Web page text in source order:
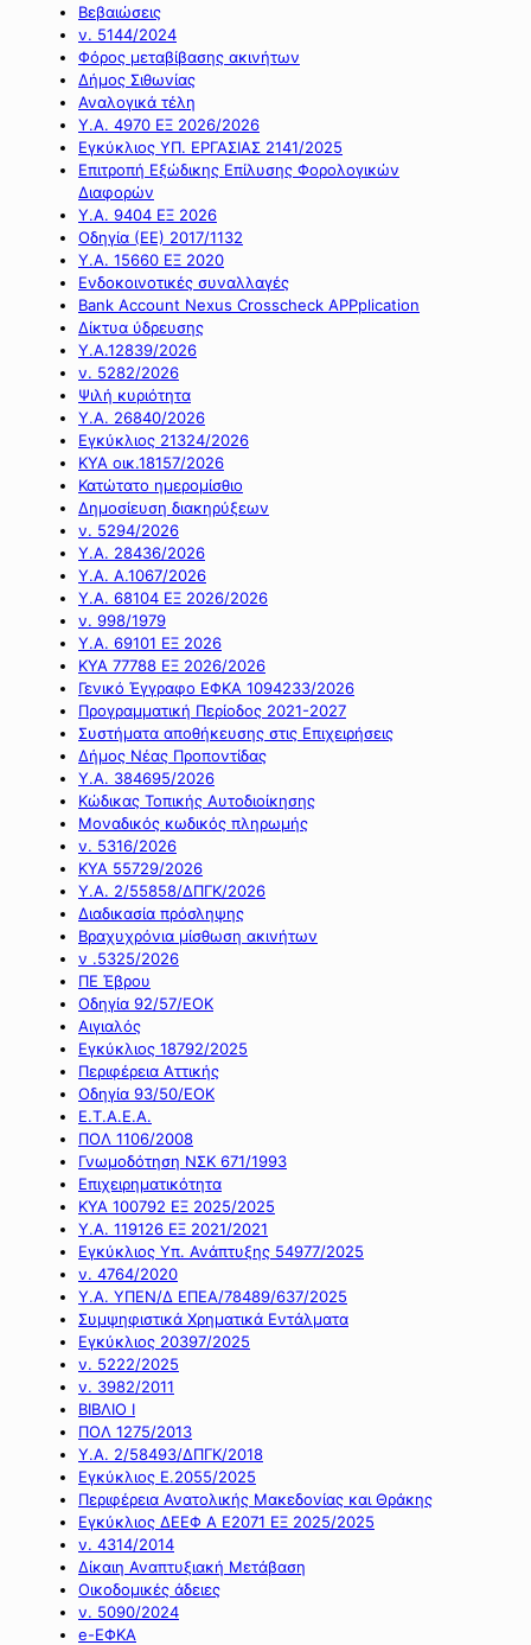
Βεβαιώσεις
ν. 5144/2024
Φόρος μεταβίβασης ακινήτων
Δήμος Σιθωνίας
Αναλογικά τέλη
Υ.Α. 4970 ΕΞ 2026/2026
Εγκύκλιος ΥΠ. ΕΡΓΑΣΙΑΣ 2141/2025
Επιτροπή Εξώδικης Επίλυσης Φορολογικών
Διαφορών
Υ.Α. 9404 ΕΞ 2026
Οδηγία (ΕΕ) 2017/1132
Υ.Α. 15660 ΕΞ 2020
Ενδοκοινοτικές συναλλαγές
Bank Account Nexus Crosscheck APPplication
Δίκτυα ύδρευσης
Υ.Α.12839/2026
ν. 5282/2026
Ψιλή κυριότητα
Υ.Α. 26840/2026
Εγκύκλιος 21324/2026
ΚΥΑ οικ.18157/2026
Κατώτατο ημερομίσθιο
Δημοσίευση διακηρύξεων
ν. 5294/2026
Υ.Α. 28436/2026
Υ.Α. Α.1067/2026
Υ.Α. 68104 ΕΞ 2026/2026
ν. 998/1979
Υ.Α. 69101 ΕΞ 2026
ΚΥΑ 77788 ΕΞ 2026/2026
Γενικό Έγγραφο ΕΦΚΑ 1094233/2026
Προγραμματική Περίοδος 2021-2027
Συστήματα αποθήκευσης στις Επιχειρήσεις
Δήμος Νέας Προποντίδας
Υ.Α. 384695/2026
Κώδικας Τοπικής Αυτοδιοίκησης
Μοναδικός κωδικός πληρωμής
ν. 5316/2026
ΚΥΑ 55729/2026
Υ.Α. 2/55858/ΔΠΓΚ/2026
Διαδικασία πρόσληψης
Βραχυχρόνια μίσθωση ακινήτων
ν .5325/2026
ΠΕ Έβρου
Οδηγία 92/57/ΕΟΚ
Αιγιαλός
Εγκύκλιος 18792/2025
Περιφέρεια Αττικής
Οδηγία 93/50/ΕΟΚ
Ε.Τ.Α.Ε.Α.
ΠΟΛ 1106/2008
Γνωμοδότηση ΝΣΚ 671/1993
Επιχειρηματικότητα
ΚΥΑ 100792 ΕΞ 2025/2025
Υ.Α. 119126 ΕΞ 2021/2021
Εγκύκλιος Υπ. Ανάπτυξης 54977/2025
ν. 4764/2020
Υ.Α. ΥΠΕΝ/Δ ΕΠΕΑ/78489/637/2025
Συμψηφιστικά Χρηματικά Εντάλματα
Εγκύκλιος 20397/2025
ν. 5222/2025
ν. 3982/2011
ΒΙΒΛΙΟ Ι
ΠΟΛ 1275/2013
Υ.Α. 2/58493/ΔΠΓΚ/2018
Εγκύκλιος Ε.2055/2025
Περιφέρεια Ανατολικής Μακεδονίας και Θράκης
Εγκύκλιος ΔΕΕΦ Α Ε2071 ΕΞ 2025/2025
ν. 4314/2014
Δίκαιη Αναπτυξιακή Μετάβαση
Οικοδομικές άδειες
ν. 5090/2024
e-ΕΦΚΑ